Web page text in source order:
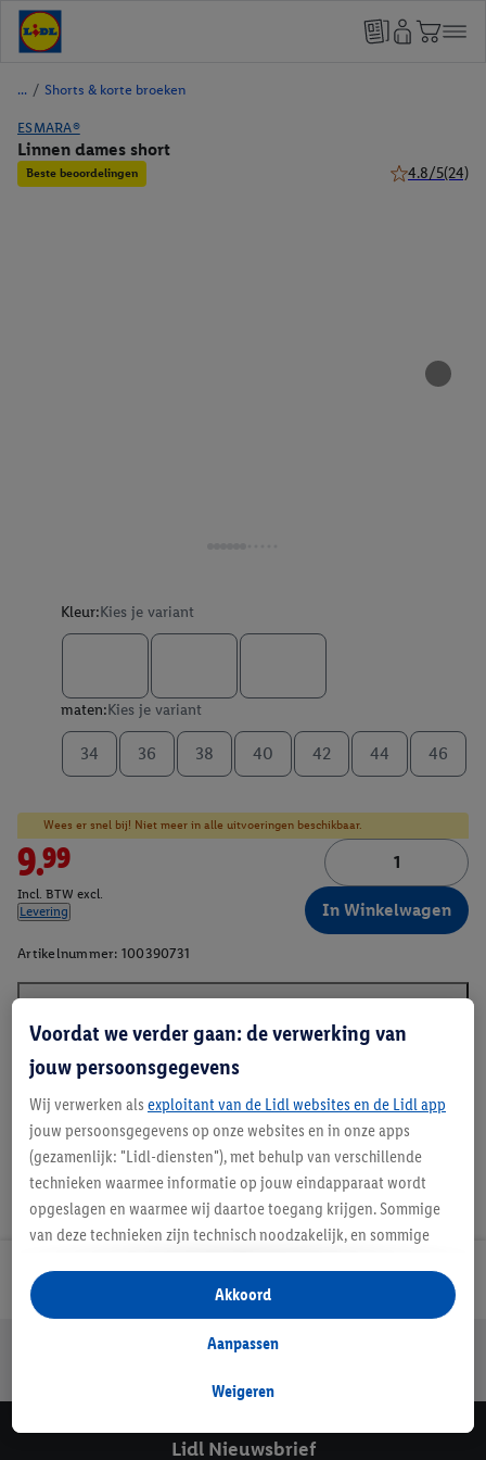
/ Shorts & korte broeken
ESMARA®
Linnen dames short
Beste beoordelingen 4.8/5(24)
Kleur:Kies je variant
maten:Kies je variant
34 36 38 40 42 44 46
Wees er snel bij! Niet meer in alle uitvoeringen beschikbaar.
9.99
Incl. BTW excl.
Levering
In Winkelwagen
Artikelnummer: 100390731
Beschrijving
Jouw voordelen bij ons als Lidl webshop klant
Lidl Nieuwsbrief
Voordat we verder gaan: de verwerking van
jouw persoonsgegevens
Wij verwerken als exploitant van de Lidl websites en de Lidl app
jouw persoonsgegevens op onze websites en in onze apps
(gezamenlijk: "Lidl-diensten"), met behulp van verschillende
technieken waarmee informatie op jouw eindapparaat wordt
opgeslagen en waarmee wij daartoe toegang krijgen. Sommige
van deze technieken zijn technisch noodzakelijk, en sommige
opslaan van voorkeursinstellingen, het verzamelen en
analyseren van statistieken of voor het tonen van
gepersonaliseerde reclame binnen en buiten de Lidl-diensten.
gegevens over jouw aankoopgedrag in de winkel ook voor de
Als je hier toestemming geeft aan ons voor het personaliseren
Weigeren
Aanpassen
Akkoord